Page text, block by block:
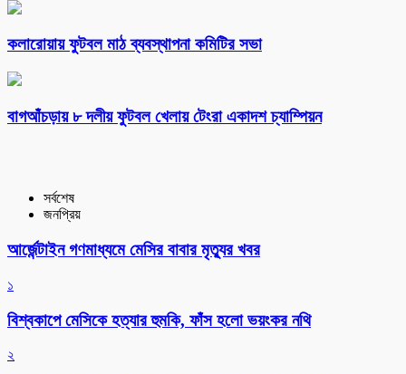
কলারোয়ায় ফুটবল মাঠ ব্যবস্থাপনা কমিটির সভা
বাগআঁচড়ায় ৮ দলীয় ফুটবল খেলায় টেংরা একাদশ চ্যাম্পিয়ন
সর্বশেষ
জনপ্রিয়
আর্জেন্টাইন গণমাধ্যমে মেসির বাবার মৃত্যুর খবর
১
বিশ্বকাপে মেসিকে হত্যার হুমকি, ফাঁস হলো ভয়ংকর নথি
২